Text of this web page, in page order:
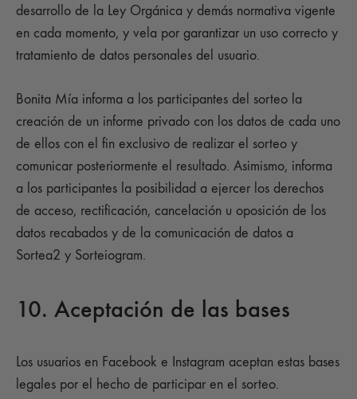
desarrollo de la Ley Orgánica y demás normativa vigente
en cada momento, y vela por garantizar un uso correcto y
tratamiento de datos personales del usuario.
Bonita Mía informa a los participantes del sorteo la
creación de un informe privado con los datos de cada uno
de ellos con el fin exclusivo de realizar el sorteo y
comunicar posteriormente el resultado. Asimismo, informa
a los participantes la posibilidad a ejercer los derechos
de acceso, rectificación, cancelación u oposición de los
datos recabados y de la comunicación de datos a
Sortea2 y Sorteiogram.
10. Aceptación de las bases
Los usuarios en Facebook e Instagram aceptan estas bases
legales por el hecho de participar en el sorteo.